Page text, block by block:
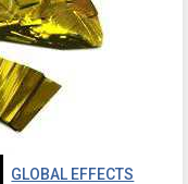
GLOBAL EFFECTS